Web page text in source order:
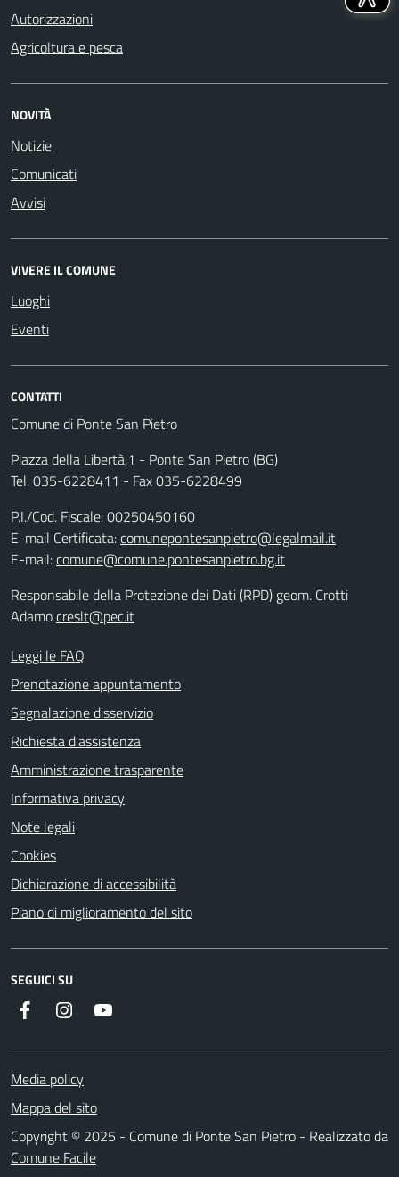
Autorizzazioni
Agricoltura e pesca
NOVITÀ
Notizie
Comunicati
Avvisi
VIVERE IL COMUNE
Luoghi
Eventi
CONTATTI
Comune di Ponte San Pietro
Piazza della Libertà,1 - Ponte San Pietro (BG)
Tel. 035-6228411 - Fax 035-6228499
P.I./Cod. Fiscale: 00250450160
E-mail Certificata:comunepontesanpietro@legalmail.it
E-mail:comune@comune.pontesanpietro.bg.it
Responsabile della Protezione dei Dati (RPD) geom. Crotti
Adamocreslt@pec.it
Leggi le FAQ
Prenotazione appuntamento
Segnalazione disservizio
Richiesta d'assistenza
Amministrazione trasparente
Informativa privacy
Note legali
Cookies
Dichiarazione di accessibilità
Piano di miglioramento del sito
SEGUICI SU
Facebook Instagram
Media policy
Mappa del sito
Copyright © 2025 - Comune di Ponte San Pietro - Realizzato da
Comune Facile